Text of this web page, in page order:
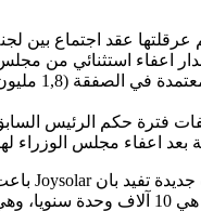
عقد اجتماع
(1,8 مليون دولار).
فترة حكم الرئيس